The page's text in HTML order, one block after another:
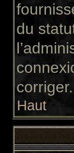
du
corriger.
Haut